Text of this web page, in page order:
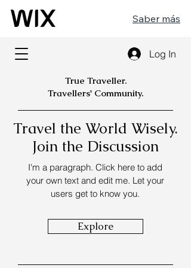
Saber más